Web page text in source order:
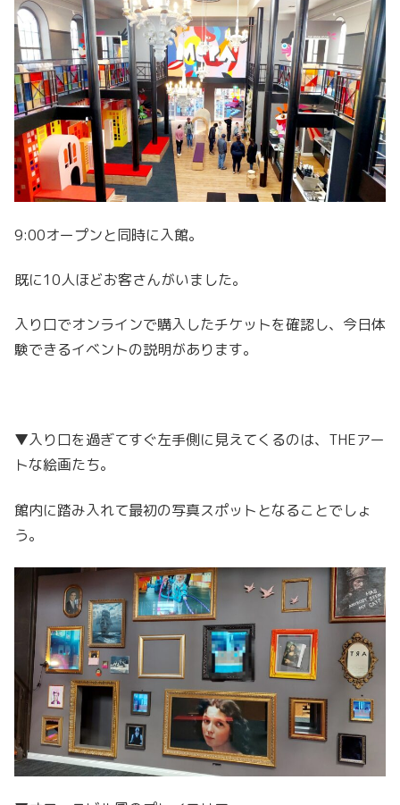
9:00オープンと同時に入館。
既に10人ほどお客さんがいました。
入り口でオンラインで購入したチケットを確認し、今日体
験できるイベントの説明があります。
▼入り口を過ぎてすぐ左手側に見えてくるのは、THEアー
トな絵画たち。
館内に踏み入れて最初の写真スポットとなることでしょ
う。